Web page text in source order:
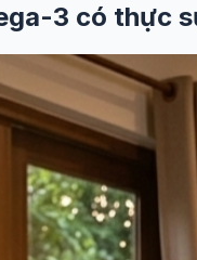
3 có thực